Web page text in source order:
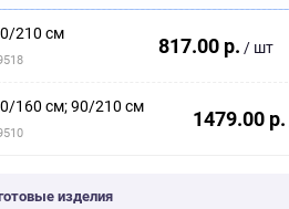
210 см
817.00 р. / шт
160 см; 90/210 см
1479.00 р.
изделия